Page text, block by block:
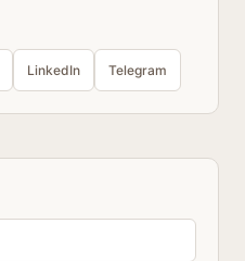
LinkedIn Telegram